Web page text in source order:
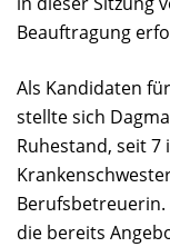
Beauftragung
Als Kandidaten
stellte sich
Ruhestand, seit 7
Berufsbetreuerin.
die bereits